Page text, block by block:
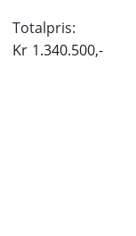
Totalpris:
Kr 1.340.500,-